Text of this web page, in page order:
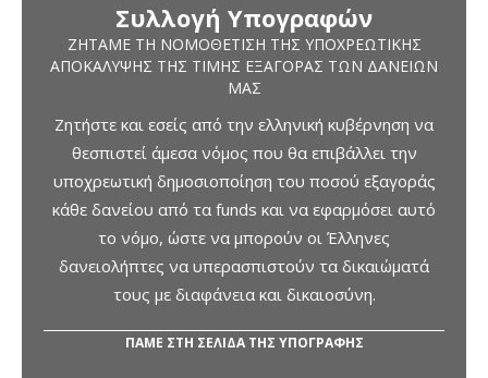
Συλλογή Υπογραφών
ΖΗΤΆΜΕ ΤΗ ΝΟΜΟΘΈΤΙΣΗ ΤΗΣ ΥΠΟΧΡΕΩΤΙΚΉΣ
ΑΠΟΚΆΛΥΨΗΣ ΤΗΣ ΤΙΜΉΣ ΕΞΑΓΟΡΆΣ ΤΩΝ ΔΑΝΕΊΩΝ
ΜΑΣ
Ζητήστε και εσείς από την ελληνική κυβέρνηση να
θεσπιστεί άμεσα νόμος που θα επιβάλλει την
υποχρεωτική δημοσιοποίηση του ποσού εξαγοράς
κάθε δανείου από τα funds και να εφαρμόσει αυτό
το νόμο, ώστε να μπορούν οι Έλληνες
δανειολήπτες να υπερασπιστούν τα δικαιώματά
τους με διαφάνεια και δικαιοσύνη.
ΠΑΜΕ ΣΤΗ ΣΕΛΙΔΑ ΤΗΣ ΥΠΟΓΡΑΦΗΣ